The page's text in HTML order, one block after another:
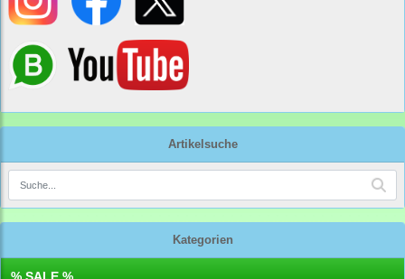
Artikelsuche
Kategorien